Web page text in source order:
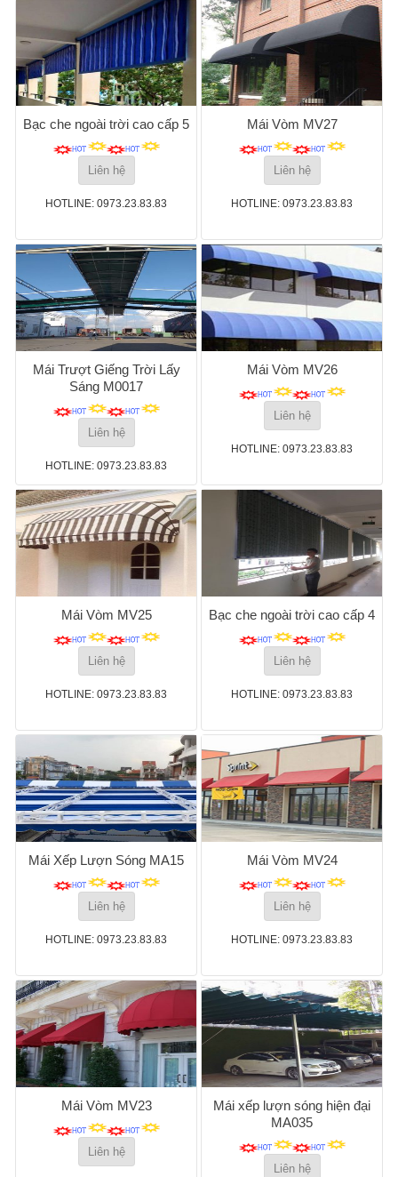
Bạc che ngoài trời cao cấp 5
Liên hệ
HOTLINE: 0973.23.83.83
Mái Vòm MV27
Liên hệ
HOTLINE: 0973.23.83.83
Mái Trượt Giếng Trời Lấy
Sáng M0017
Liên hệ
HOTLINE: 0973.23.83.83
Mái Vòm MV26
Liên hệ
HOTLINE: 0973.23.83.83
Mái Vòm MV25
Liên hệ
HOTLINE: 0973.23.83.83
Bạc che ngoài trời cao cấp 4
Liên hệ
HOTLINE: 0973.23.83.83
Mái Xếp Lượn Sóng MA15
Liên hệ
HOTLINE: 0973.23.83.83
Mái Vòm MV24
Liên hệ
HOTLINE: 0973.23.83.83
Mái Vòm MV23
Liên hệ
Mái xếp lượn sóng hiện đại
MA035
Liên hệ